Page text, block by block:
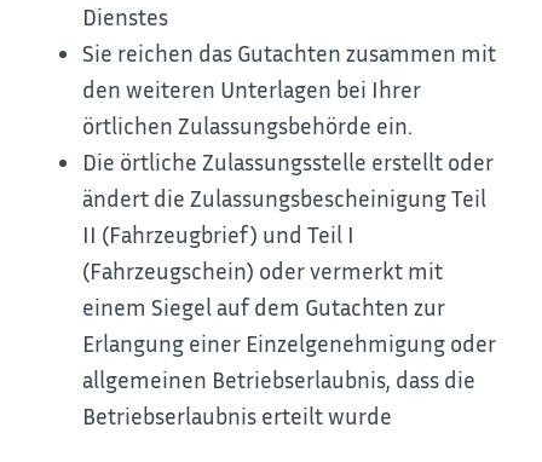
Dienstes
Sie reichen das Gutachten zusammen mit
den weiteren Unterlagen bei Ihrer
örtlichen Zulassungsbehörde ein.
Die örtliche Zulassungsstelle erstellt oder
ändert die Zulassungsbescheinigung Teil
II (Fahrzeugbrief) und Teil I
(Fahrzeugschein) oder vermerkt mit
einem Siegel auf dem Gutachten zur
Erlangung einer Einzelgenehmigung oder
allgemeinen Betriebserlaubnis, dass die
Betriebserlaubnis erteilt wurde